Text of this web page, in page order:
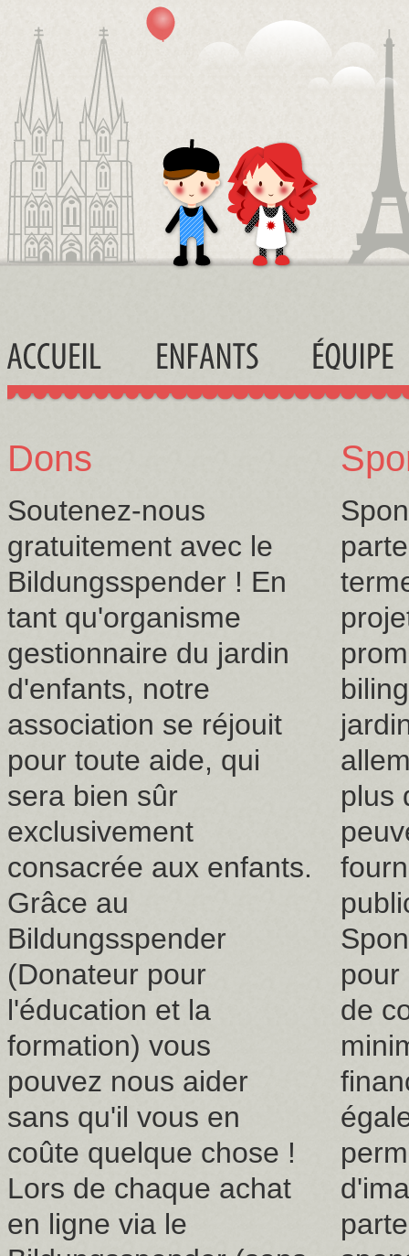
Dons
Soutenez-nous
gratuitement avec le
Bildungsspender ! En
tant qu'organisme
gestionnaire du jardin
d'enfants, notre
association se réjouit
pour toute aide, qui
sera bien sûr
exclusivement
consacrée aux enfants.
Grâce au
Bildungsspender
(Donateur pour
l'éducation et la
formation) vous
pouvez nous aider
sans qu'il vous en
coûte quelque chose !
Lors de chaque achat
en ligne via le
plus
pour
de